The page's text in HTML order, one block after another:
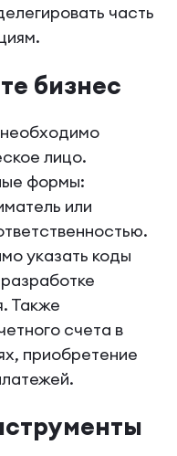
часть
бизнес
лицо.
формы:
или
указать коды
Также
счета в
приобретение